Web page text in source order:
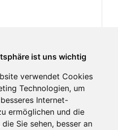
ist uns wichtig
verwendet Cookies
Technologien, um
Internet-
ermöglichen und die
die Sie sehen, besser an